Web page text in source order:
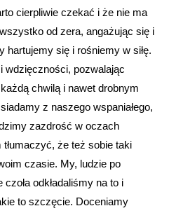
cierpliwie czekać i że nie ma
od zera, angażując się i
hartujemy się i rośniemy w siłę.
wdzięczności, pozwalając
chwilą i nawet drobnym
z naszego wspaniałego,
zazdrość w oczach
tłumaczyć, że też sobie taki
czasie. My, ludzie po
odkładaliśmy na to i
to szczęcie. Doceniamy